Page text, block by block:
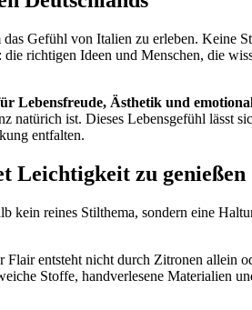
das Gefühl von Italien zu erleben.
richtigen Ideen und Menschen, die
Lebensfreude, Ästhetik und
natürich ist. Dieses Lebensgefühl lässt
entfalten.
Leichtigkeit zu genießen
kein reines Stilthema, sondern eine
entsteht nicht durch Zitronen allein
Stoffe, handverlesene Materialien